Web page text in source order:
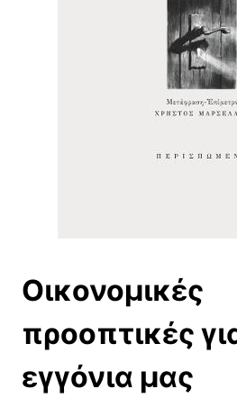
Οικονομικές
προοπτικές
εγγόνια μας